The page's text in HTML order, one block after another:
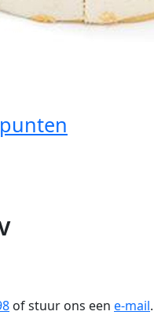
of stuur ons een e-mail.